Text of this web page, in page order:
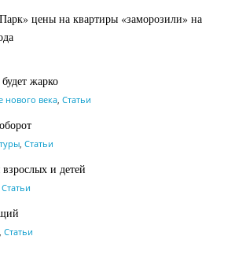
цены на квартиры «заморозили» на
жарко
нового века Статьи
Статьи
и детей
Статьи
Статьи